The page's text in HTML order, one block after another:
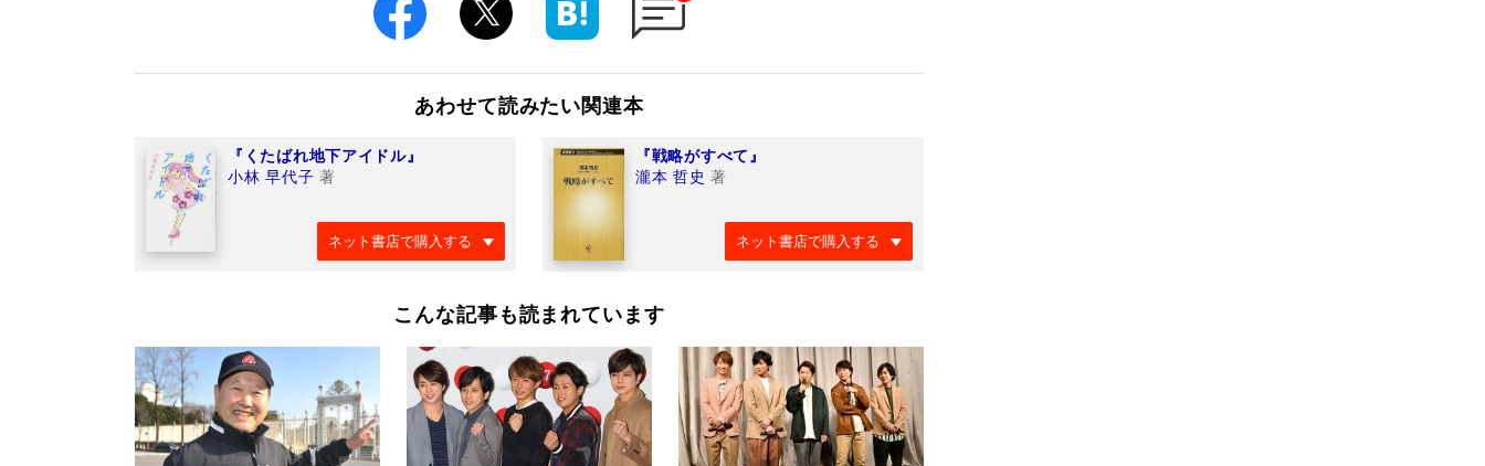
あわせて読みたい関連本
『くたばれ地下アイドル』
小林 早代子 著
ネット書店で購入する
『戦略がすべて』
瀧本 哲史 著
ネット書店で購入する
こんな記事も読まれています